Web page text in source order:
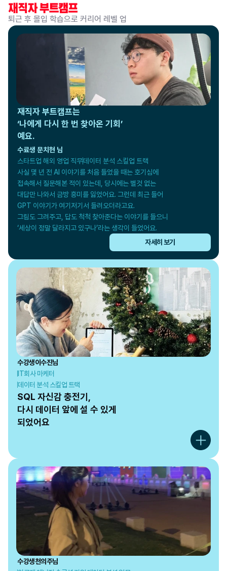
퇴근 후 몰입 학습으로 커리어 레벨 업
재직자 부트캠프는
‘나에게 다시 한 번 찾아온 기회’
예요.
수료생 문치현 님
스타트업 해외 영업 직무데이터 분석 스킬업 트랙
사실 몇 년 전 AI 이야기를 처음 들었을 때는 호기심에
접속해서 질문해본 적이 있는데, 당시에는 별것 없는
대답만 나와서 금방 흥미를 잃었어요. 그런데 최근 들어
GPT 이야기가 여기저기서 들려오더라고요.
그림도 그려주고, 답도 척척 찾아준다는 이야기를 들으니
‘세상이 정말 달라지고 있구나’라는 생각이 들었어요.
자세히 보기
수강생이수진님
IT회사 마케터
데이터 분석 스킬업 트랙
SQL 자신감 충전기,
다시 데이터 앞에 설 수 있게
되었어요
수강생천의주님